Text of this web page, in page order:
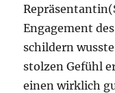
Engagement
schildern
stolzen Gefühl
einen wirklich